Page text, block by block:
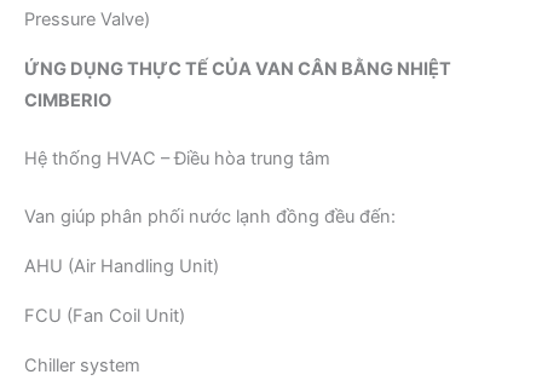
Pressure Valve)
ỨNG DỤNG THỰC TẾ CỦA VAN CÂN BẰNG NHIỆT
CIMBERIO
Hệ thống HVAC – Điều hòa trung tâm
Van giúp phân phối nước lạnh đồng đều đến:
AHU (Air Handling Unit)
FCU (Fan Coil Unit)
Chiller system